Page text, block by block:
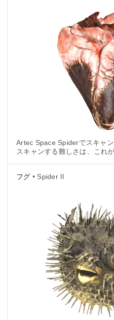
Artec Space Spiderでスキャ
スキャンする難しさは、これ
フグ • Spider II